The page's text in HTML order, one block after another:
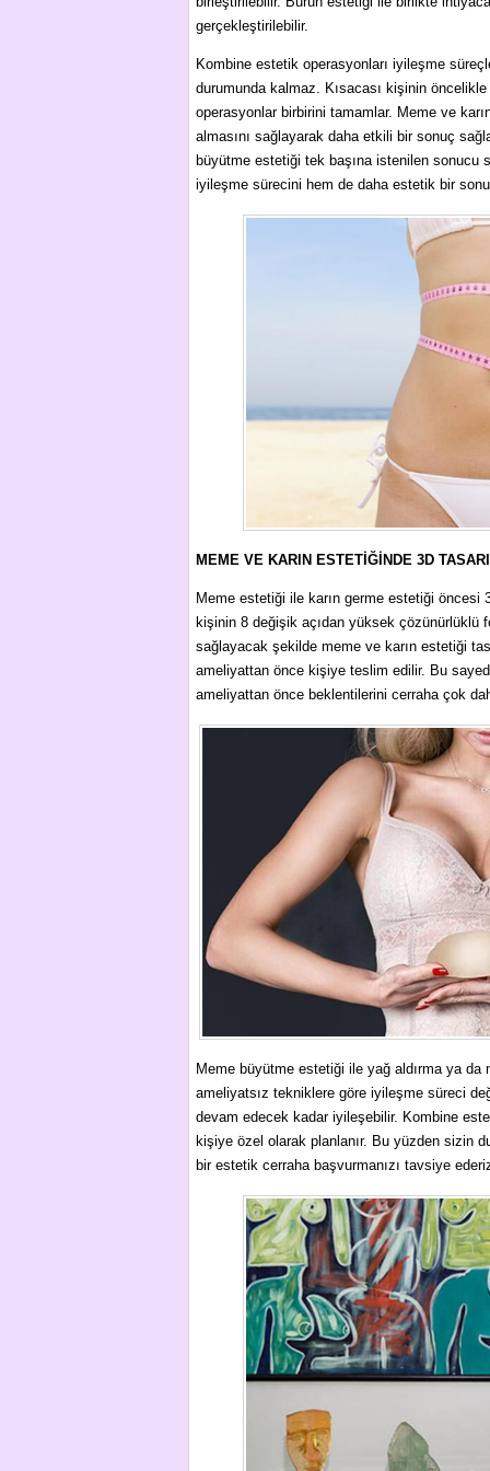
gerçekleştirilebilir.
Kombine estetik operasyonları iyileşme
durumunda kalmaz. Kısacası kişinin
operasyonlar birbirini tamamlar. Meme ve
almasını sağlayarak daha etkili bir sonuç
büyütme estetiği tek başına istenilen sonucu
iyileşme sürecini hem de daha estetik bir
MEME VE KARIN ESTETİĞİNDE 3D
Meme estetiği ile karın germe estetiği öncesi
kişinin 8 değişik açıdan yüksek çözünürlüklü
sağlayacak şekilde meme ve karın estetiği
ameliyattan önce kişiye teslim edilir. Bu
ameliyattan önce beklentilerini cerraha çok
Meme büyütme estetiği ile yağ aldırma ya da
ameliyatsız tekniklere göre iyileşme süreci
devam edecek kadar iyileşebilir. Kombine
kişiye özel olarak planlanır. Bu yüzden sizin
bir estetik cerraha başvurmanızı tavsiye